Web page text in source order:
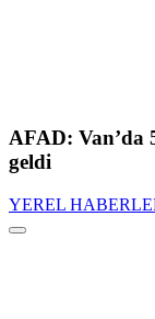
AFAD: Van’da
geldi
YEREL